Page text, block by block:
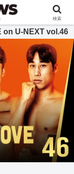
式サイト
U-NEXT vol.46
検索